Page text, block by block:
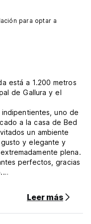
para optar a
está a 1.200 metros
de Gallura y el
uno de
a la casa de Bed
un ambiente
y elegante y
plena.
perfectos, gracias
House' es rico de
Perfecto para leer un
o para
Wi-Fi ours Bed
Leer más